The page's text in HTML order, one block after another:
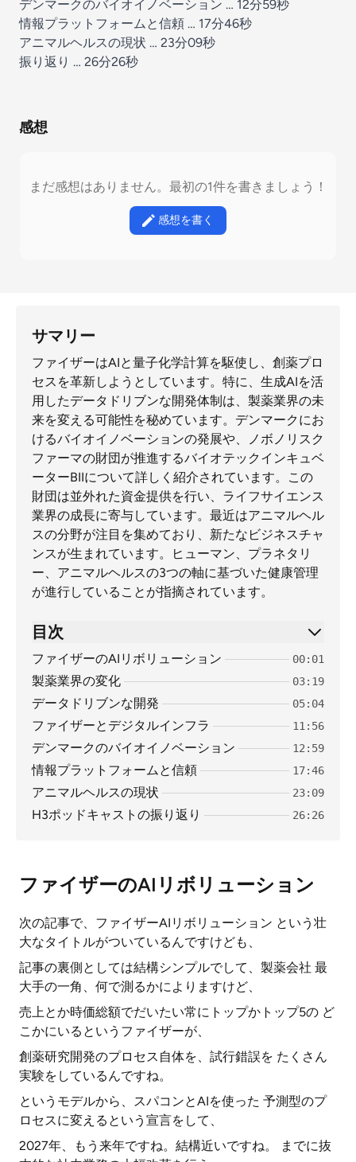
デンマークのバイオイノベーション … 12分59秒
情報プラットフォームと信頼 … 17分46秒
アニマルヘルスの現状 … 23分09秒
振り返り … 26分26秒
感想
まだ感想はありません。最初の1件を書きましょう！
感想を書く
サマリー
ファイザーはAIと量子化学計算を駆使し、創薬プロ
セスを革新しようとしています。特に、生成AIを活
用したデータドリブンな開発体制は、製薬業界の未
来を変える可能性を秘めています。デンマークにお
けるバイオイノベーションの発展や、ノボノリスク
ファーマの財団が推進するバイオテックインキュベ
ーターBIIについて詳しく紹介されています。この
財団は並外れた資金提供を行い、ライフサイエンス
業界の成長に寄与しています。最近はアニマルヘル
スの分野が注目を集めており、新たなビジネスチャ
ンスが生まれています。ヒューマン、プラネタリ
ー、アニマルヘルスの3つの軸に基づいた健康管理
が進行していることが指摘されています。
目次
ファイザーのAIリボリューション 00:01
製薬業界の変化 03:19
データドリブンな開発 05:04
ファイザーとデジタルインフラ 11:56
デンマークのバイオイノベーション 12:59
情報プラットフォームと信頼 17:46
アニマルヘルスの現状 23:09
H3ポッドキャストの振り返り 26:26
ファイザーのAIリボリューション
次の記事で、ファイザーAIリボリューション という壮
大なタイトルがついているんですけども、
記事の裏側としては結構シンプルでして、製薬会社 最
大手の一角、何で測るかによりますけど、
売上とか時価総額でだいたい常にトップかトップ5の ど
こかにいるというファイザーが、
創薬研究開発のプロセス自体を、試行錯誤を たくさん
実験をしているんですね。
というモデルから、スパコンとAIを使った 予測型のプ
ロセスに変えるという宣言をして、
2027年、もう来年ですね。結構近いですね。 までに抜